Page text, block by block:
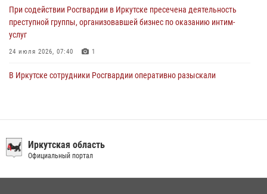
При содействии Росгвардии в Иркутске пресечена деятельность
преступной группы, организовавшей бизнес по оказанию интим-
услуг
24 июля 2026, 07:40 1
В Иркутске сотрудники Росгвардии оперативно разыскали
приняли участие в благотворительной акции
13 июля 2026, 07:04 4
Иркутская область
Официальный портал